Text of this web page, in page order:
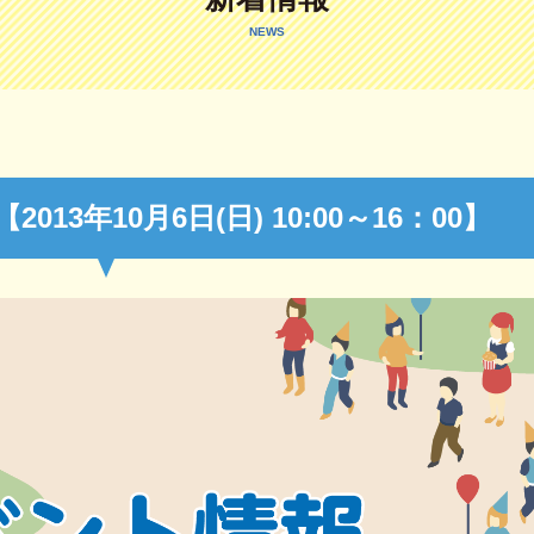
NEWS
年10月6日(日) 10:00～16：00】